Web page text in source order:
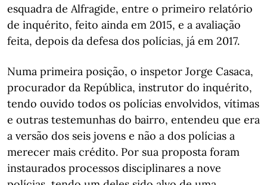
esquadra de Alfragide, entre o primeiro relatório
de inquérito, feito ainda em 2015, e a avaliação
feita, depois da defesa dos polícias, já em 2017.
Numa primeira posição, o inspetor Jorge Casaca,
procurador da República, instrutor do inquérito,
tendo ouvido todos os polícias envolvidos, vítimas
e outras testemunhas do bairro, entendeu que era
a versão dos seis jovens e não a dos polícias a
merecer mais crédito. Por sua proposta foram
instaurados processos disciplinares a nove